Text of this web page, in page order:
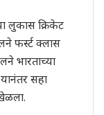
लुकास क्रिकेट
फर्स्ट क्लास
भारताच्या
सहा